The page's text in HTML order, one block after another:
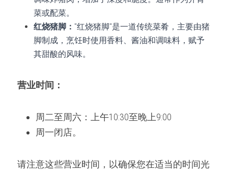
菜或配菜。
红烧猪脚： "红烧猪脚"是一道传统菜肴，主要由猪
脚制成，烹饪时使用香料、酱油和调味料，赋予
其甜酸的风味。
营业时间：
周二至周六：上午10:30至晚上9:00
周一闭店。
请注意这些营业时间，以确保您在适当的时间光